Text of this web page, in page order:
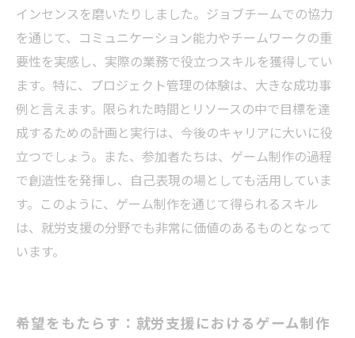
インセンスを磨いたりしました。ジョブチームでの協力
を通じて、コミュニケーション能力やチームワークの重
要性を実感し、実際の業務で役立つスキルを獲得してい
ます。特に、プロジェクト管理の体験は、大きな成功事
例と言えます。限られた時間とリソースの中で目標を達
成するための計画と実行は、今後のキャリアに大いに役
立つでしょう。また、参加者たちは、ゲーム制作の過程
で創造性を発揮し、自己表現の場としても活用していま
す。このように、ゲーム制作を通じて得られるスキル
は、就労支援の分野でも非常に価値のあるものとなって
います。
希望をもたらす：就労支援におけるゲーム制作